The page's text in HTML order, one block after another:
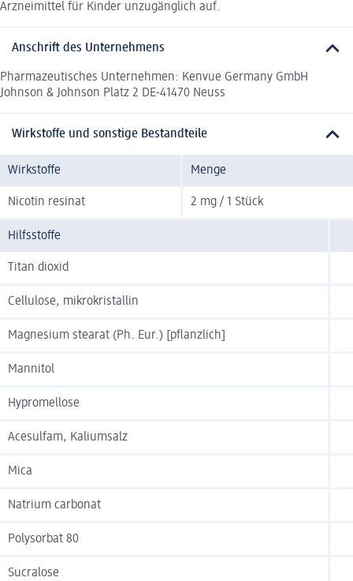
Arzneimittel für Kinder unzugänglich auf.
Anschrift des Unternehmens
Pharmazeutisches Unternehmen: Kenvue Germany GmbH
Johnson & Johnson Platz 2 DE-41470 Neuss
Wirkstoffe und sonstige Bestandteile
Wirkstoffe Menge
Nicotin resinat 2 mg / 1 Stück
Hilfsstoffe
Titan dioxid
Cellulose, mikrokristallin
Magnesium stearat (Ph. Eur.) [pflanzlich]
Mannitol
Hypromellose
Acesulfam, Kaliumsalz
Mica
Natrium carbonat
Polysorbat 80
Sucralose